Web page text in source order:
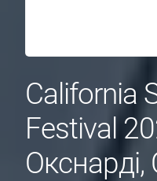
California
Festival